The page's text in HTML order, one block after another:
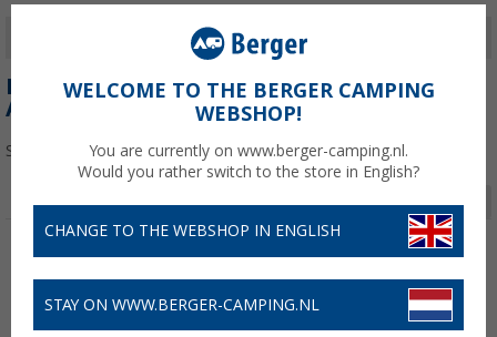
FILTER WEERGEVEN
KOKEN, BARBECUEËN EN HUISHOUDELIJKE
AANBIEDINGEN
Sorteren:
Pagina 1 van 8
WELCOME TO THE BERGER CAMPING
WEBSHOP!
You are currently on www.berger-camping.nl.
Would you rather switch to the store in English?
CHANGE TO THE WEBSHOP IN ENGLISH
STAY ON WWW.BERGER-CAMPING.NL